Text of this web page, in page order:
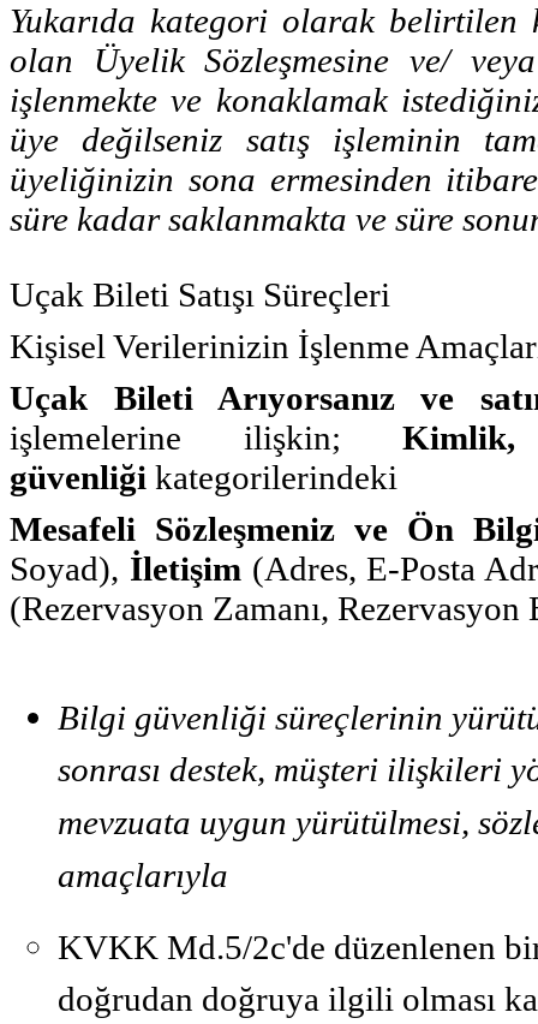
Yukarıda kategori olarak belirtilen
olan Üyelik Sözleşmesine ve/
işlenmekte ve konaklamak
üye değilseniz satış işleminin
üyeliğinizin sona ermesinden
süre kadar saklanmakta ve süre
Uçak Bileti Satışı Süreçleri
Kişisel Verilerinizin İşlenme
Uçak Bileti Arıyorsanız ve
işlemelerine ilişkin;
güvenliği kategorilerindeki
Mesafeli Sözleşmeniz ve Ön
Soyad), İletişim (Adres, E-Posta
(Rezervasyon Zamanı,
Bilgi güvenliği süreçlerinin
sonrası destek, müşteri ilişkileri
mevzuata uygun yürütülmesi,
amaçlarıyla
KVKK Md.5/2c'de düzenlenen
doğrudan doğruya ilgili olması